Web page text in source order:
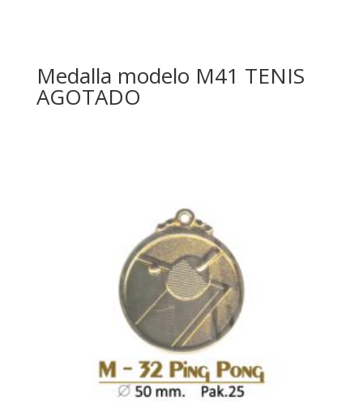
Medalla modelo M41 TENIS
AGOTADO